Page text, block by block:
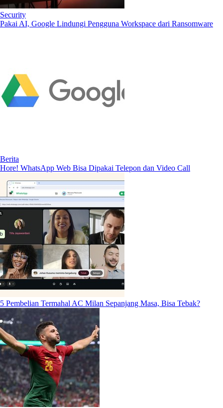
Security
Pakai AI, Google Lindungi Pengguna Workspace dari Ransomware
Berita
Hore! WhatsApp Web Bisa Dipakai Telepon dan Video Call
5 Pembelian Termahal AC Milan Sepanjang Masa, Bisa Tebak?